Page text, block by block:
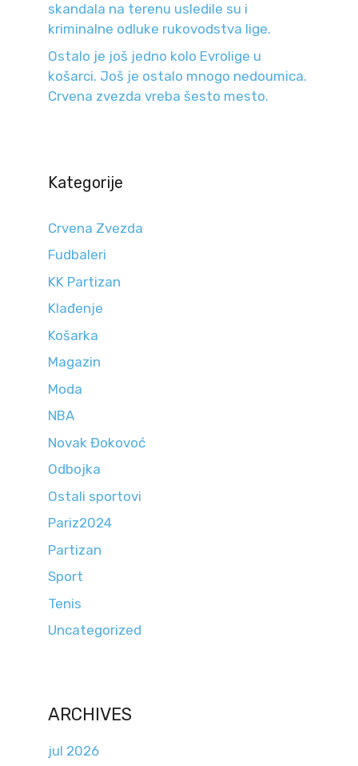
skandala na terenu usledile su i
kriminalne odluke rukovodstva lige.
Ostalo je još jedno kolo Evrolige u
košarci. Još je ostalo mnogo nedoumica.
Crvena zvezda vreba šesto mesto.
Kategorije
Crvena Zvezda
Fudbaleri
KK Partizan
Klađenje
Košarka
Magazin
Moda
NBA
Novak Đokovoć
Odbojka
Ostali sportovi
Pariz2024
Partizan
Sport
Tenis
Uncategorized
ARCHIVES
jul 2026